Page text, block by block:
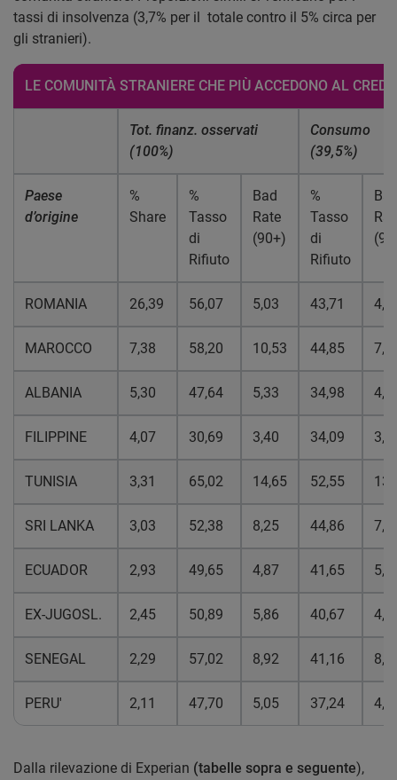
tassi di insolvenza (3,7% per il totale contro il 5% circa per
gli stranieri).
LE COMUNITÀ STRANIERE CHE PIÙ ACCEDONO AL
Tot. finanz. osservati
(100%)
Consumo
(39,5%)
Paese
d’origine
%
Share
%
Tasso
di
Rifiuto
Bad
Rate
(90+)
%
Tasso
di
Rifiuto
ROMANIA 26,39 56,07 5,03 43,71
MAROCCO 7,38 58,20 10,53 44,85
ALBANIA 5,30 47,64 5,33 34,98
FILIPPINE 4,07 30,69 3,40 34,09
TUNISIA 3,31 65,02 14,65 52,55
SRI LANKA 3,03 52,38 8,25 44,86
ECUADOR 2,93 49,65 4,87 41,65
EX-JUGOSL. 2,45 50,89 5,86 40,67
SENEGAL 2,29 57,02 8,92 41,16
PERU' 2,11 47,70 5,05 37,24
Dalla rilevazione di Experian (tabelle sopra e seguente),